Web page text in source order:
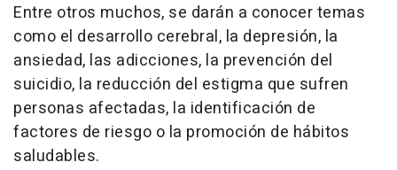
Entre otros muchos, se darán a conocer temas
como el desarrollo cerebral, la depresión, la
ansiedad, las adicciones, la prevención del
suicidio, la reducción del estigma que sufren
personas afectadas, la identificación de
factores de riesgo o la promoción de hábitos
saludables.